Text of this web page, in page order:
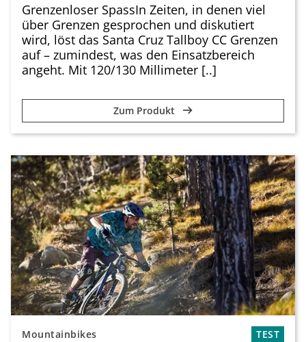
Grenzenloser SpassIn Zeiten, in denen viel
über Grenzen gesprochen und diskutiert
wird, löst das Santa Cruz Tallboy CC Grenzen
auf – zumindest, was den Einsatzbereich
angeht. Mit 120/130 Millimeter [..]
Zum Produkt
Mountainbikes TEST